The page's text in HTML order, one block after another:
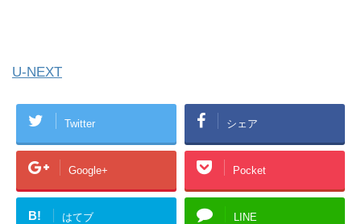
U-NEXT
Twitter シェア
Google+ Pocket
B! はてブ LINE